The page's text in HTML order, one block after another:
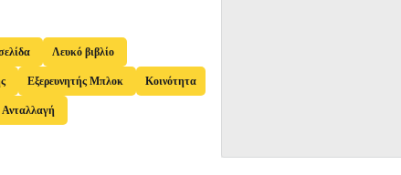
Λευκό βιβλίο
Εξερευνητής Μπλοκ Κοινότητα
Ανταλλαγή